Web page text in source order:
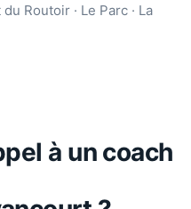
Routoir · Le Parc · La
à un coach